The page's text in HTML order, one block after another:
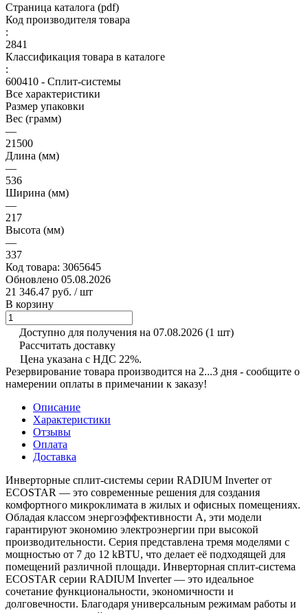
Страница каталога (pdf)
Код производителя товара
:
2841
Классификация товара в каталоге
:
600410 - Сплит-системы
Все характеристики
Размер упаковки
Вес (грамм)
—
21500
Длина (мм)
—
536
Ширина (мм)
—
217
Высота (мм)
—
337
Код товара: 3065645
Обновлено 05.08.2026
21 346.47 руб. / шт
В корзину
Доступно для получения на 07.08.2026 (1 шт)
Рассчитать доставку
Цена указана с НДС 22%.
Резервирование товара производится на 2...3 дня - сообщите о
намерении оплаты в примечании к заказу!
Описание
Характеристики
Отзывы
Оплата
Доставка
Инверторные сплит-системы серии RADIUM Inverter от
ECOSTAR — это современные решения для создания
комфортного микроклимата в жилых и офисных помещениях.
Обладая классом энергоэффективности А, эти модели
гарантируют экономию электроэнергии при высокой
производительности. Серия представлена тремя моделями с
мощностью от 7 до 12 kBTU, что делает её подходящей для
помещений различной площади. Инверторная сплит-система
ECOSTAR серии RADIUM Inverter — это идеальное
сочетание функциональности, экономичности и
долговечности. Благодаря универсальным режимам работы и